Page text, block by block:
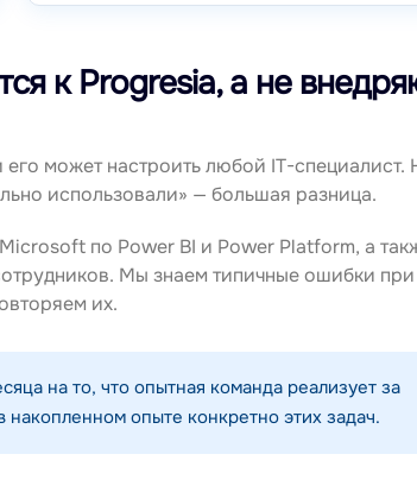
к Progresia, а не
может настроить любой IT-специалист.
использовали» — большая разница.
по Power BI и Power Platform, а
Мы знаем типичные ошибки при
их.
на то, что опытная команда реализует за
опыте конкретно этих задач.